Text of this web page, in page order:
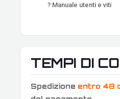
? Manuale utenti e viti
TEMPI DI
Spedizione entro 48